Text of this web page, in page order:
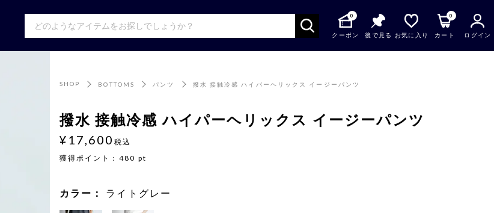
0
クーポン 後で見る お気に入り
0
カート ログイン
SHOP BOTTOMS パンツ 撥水 接触冷感 ハイパーヘリックス イージーパンツ
撥水 接触冷感 ハイパーヘリックス イージーパンツ
¥17,600 税込
獲得ポイント： 480 pt
カラー： ライトグレー